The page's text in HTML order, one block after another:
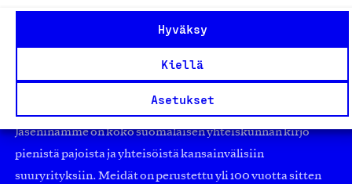
Hyväksy
Kiellä
Asetukset
Jäseninämme on koko suomalaisen yhteiskunnan kirjo
pienistä pajoista ja yhteisöistä kansainvälisiin
suuryrityksiin. Meidät on perustettu yli 100 vuotta sitten